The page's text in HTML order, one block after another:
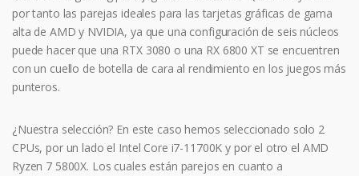
por tanto las parejas ideales para las tarjetas gráficas de gama
alta de AMD y NVIDIA, ya que una configuración de seis núcleos
puede hacer que una RTX 3080 o una RX 6800 XT se encuentren
con un cuello de botella de cara al rendimiento en los juegos más
punteros.
¿Nuestra selección? En este caso hemos seleccionado solo 2
CPUs, por un lado el Intel Core i7-11700K y por el otro el AMD
Ryzen 7 5800X. Los cuales están parejos en cuanto a